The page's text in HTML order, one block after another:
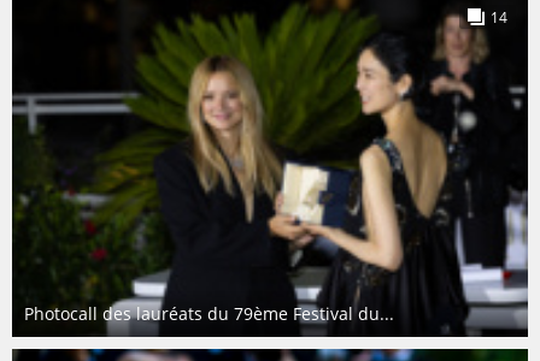
Photocall des lauréats du 79ème Festival du...
14